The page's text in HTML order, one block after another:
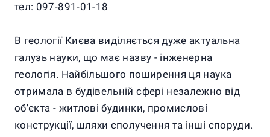
тел: 097-891-01-18
В геології Києва виділяється дуже актуальна
галузь науки, що має назву - інженерна
геологія. Найбільшого поширення ця наука
отримала в будівельній сфері незалежно від
об'єкта - житлові будинки, промислові
конструкції, шляхи сполучення та інші споруди.